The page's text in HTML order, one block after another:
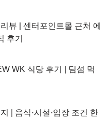
뷰 | 센터포인트몰 근처 에
후기
WK 식당 후기 | 딤섬 먹
| 음식·시설·입장 조건 한